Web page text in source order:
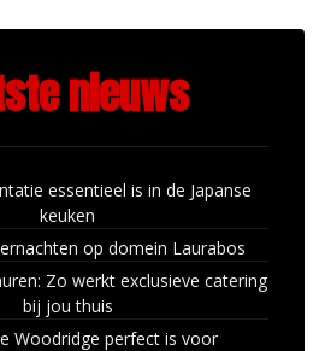
nieuws
essentieel is in de Japanse
keuken
op domein Laurabos
Zo werkt exclusieve catering
bij jou thuis
Woodridge perfect is voor